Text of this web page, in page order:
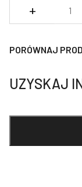
+
Łyżka
DHB
PORÓWNAJ
UZYSKAJ